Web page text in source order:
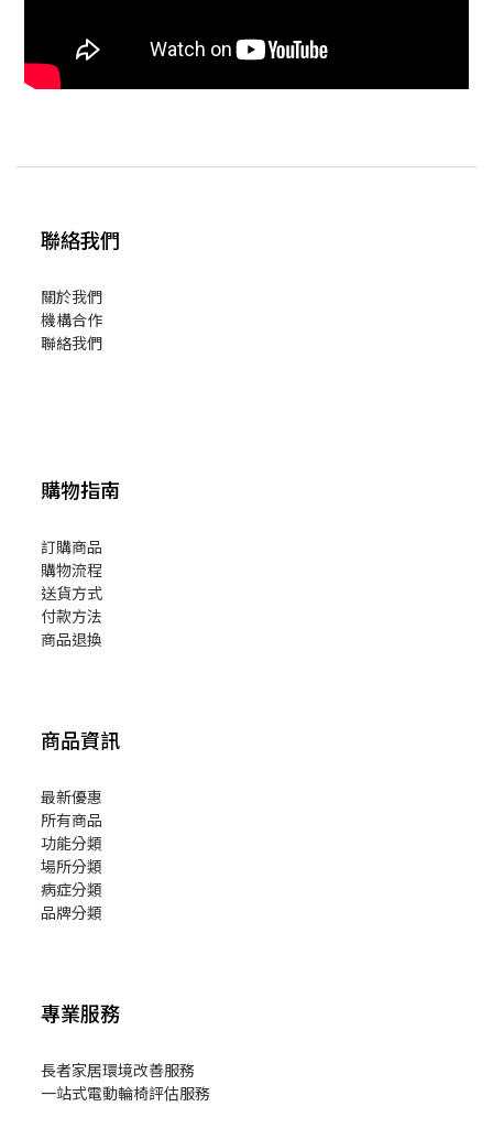
聯絡我們
關於我們
機構合作
聯絡我們
購物指南
訂購商品
購物流程
送貨方式
付款方法
商品退換
商品資訊
最新優惠
所有商品
功能分類
場所分類
病症分類
品牌分類
專業服務
長者家居環境改善服務
一站式電動輪椅評估服務